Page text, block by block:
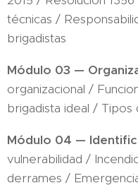
técnicas /
brigadistas
Módulo 03 —
organizacional /
brigadista ideal /
Módulo 04 —
vulnerabilidad /
derrames /